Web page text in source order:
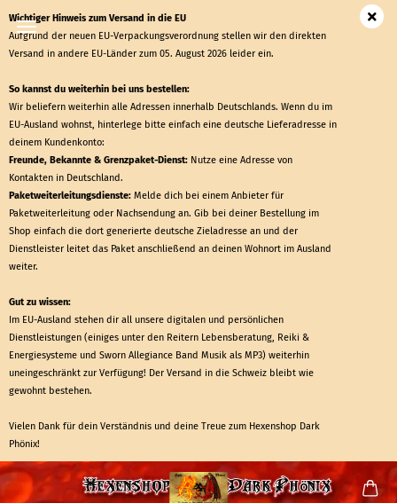
Wichtiger Hinweis zum Versand in die EU
Aufgrund der neuen EU-Verpackungsverordnung stellen wir den direkten
Versand in andere EU-Länder zum 05. August 2026 leider ein.
So kannst du weiterhin bei uns bestellen:
Wir beliefern weiterhin alle Adressen innerhalb Deutschlands. Wenn du im
EU-Ausland wohnst, hinterlege bitte einfach eine deutsche Lieferadresse in
deinem Kundenkonto:
Freunde, Bekannte & Grenzpaket-Dienst: Nutze eine Adresse von
Kontakten in Deutschland.
Paketweiterleitungsdienste: Melde dich bei einem Anbieter für
Paketweiterleitung oder Nachsendung an. Gib bei deiner Bestellung im
Shop einfach die dort generierte deutsche Zieladresse an und der
Dienstleister leitet das Paket anschließend an deinen Wohnort im Ausland
weiter.
Gut zu wissen:
Im EU-Ausland stehen dir all unsere digitalen und persönlichen
Dienstleistungen (einiges unter den Reitern Lebensberatung, Reiki &
Energiesysteme und Sworn Allegiance Band Musik als MP3) weiterhin
uneingeschränkt zur Verfügung! Der Versand in die Schweiz bleibt wie
gewohnt bestehen.
Vielen Dank für dein Verständnis und deine Treue zum Hexenshop Dark
Phönix!